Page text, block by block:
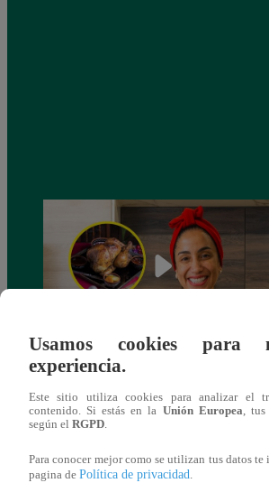
¿Por qué Nelly Rossinelli se volvió viral
antes de Navidad?
Usamos cookies para
experiencia.
Este sitio utiliza cookies para analizar el
contenido. Si estás en la Unión Europea, tus
según el RGPD.
Para conocer mejor como se utilizan tus datos te
pagina de Política de privacidad.